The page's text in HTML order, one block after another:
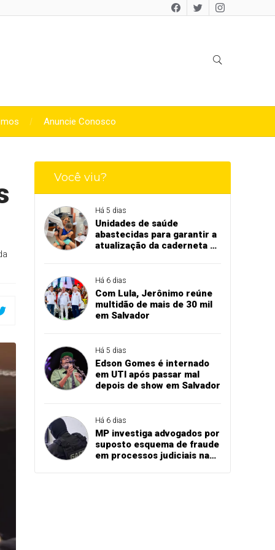
Anuncie Conosco
Você viu?
Há 5 dias
Unidades de saúde
abastecidas para garantir a
atualização da caderneta de
Há 6 dias
Com Lula, Jerônimo reúne
multidão de mais de 30 mil
em Salvador
Há 5 dias
Edson Gomes é internado
em UTI após passar mal
depois de show em Salvador
Há 6 dias
MP investiga advogados por
suposto esquema de fraude
em processos judiciais na